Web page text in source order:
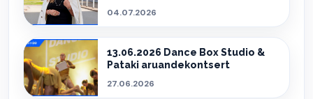
04.07.2026
13.06.2026 Dance Box Studio &
Pataki aruandekontsert
27.06.2026